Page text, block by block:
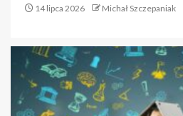
14 lipca 2026 Michał Szczepaniak